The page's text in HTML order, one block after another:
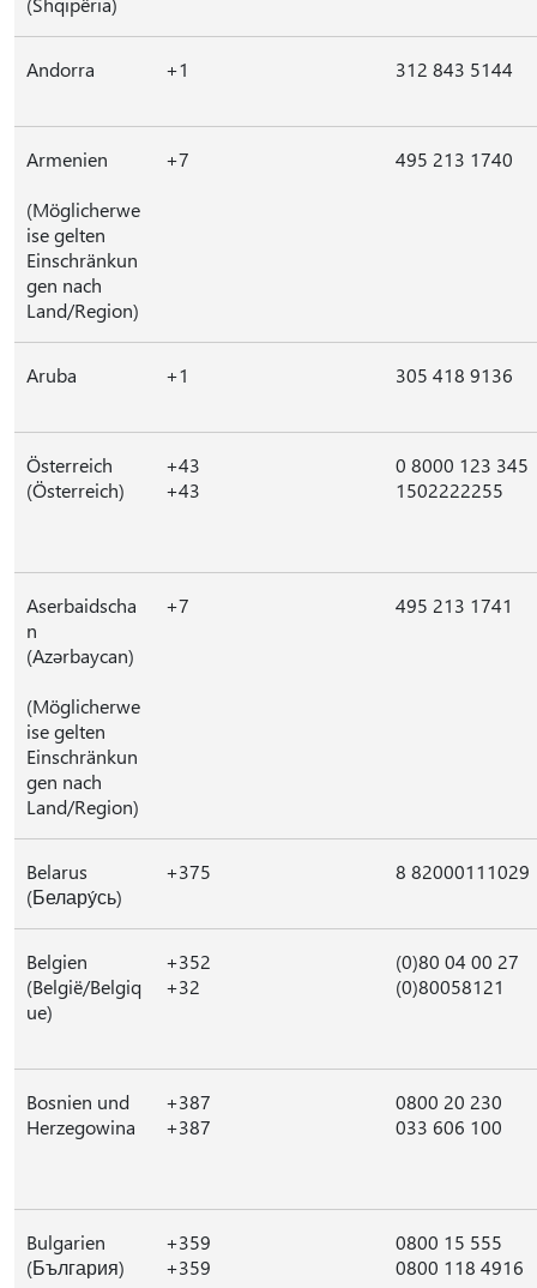
Andorra +1 312 843 5144
Armenien
(Möglicherwe
ise gelten
Einschränkun
gen nach
Land/Region)
+7 495 213 1740
Aruba +1 305 418 9136
Österreich
(Österreich)
+43
+43
0 8000 123 345
1502222255
Aserbaidscha
n
(Azərbaycan)
(Möglicherwe
ise gelten
Einschränkun
gen nach
Land/Region)
+7 495 213 1741
Belarus
(Белару́сь)
+375 8 82000111029
Belgien
(België/Belgiq
ue)
+352
+32
(0)80 04 00 27
(0)80058121
Bosnien und
Herzegowina
+387
+387
0800 20 230
033 606 100
Bulgarien
(България)
+359
+359
0800 15 555
0800 118 4916